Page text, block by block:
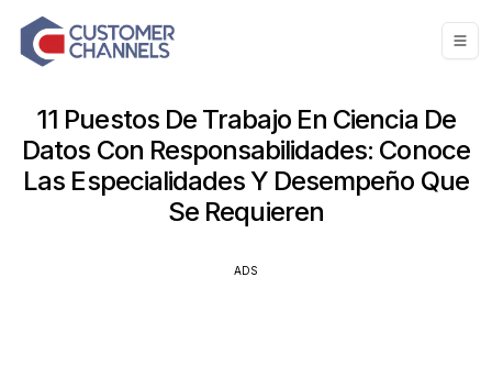
11 Puestos De Trabajo En Ciencia De
Datos Con Responsabilidades: Conoce
Las Especialidades Y Desempeño Que
Se Requieren
ADS